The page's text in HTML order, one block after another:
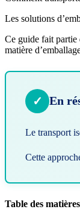
Les solutions
Ce guide fait partie
matière
✓ En
Le transport
Cette
Table des matières